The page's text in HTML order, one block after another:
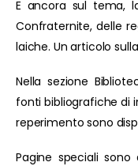
E ancora sul tema,
Confraternite, delle
laiche. Un articolo
Nella sezione
fonti bibliografiche di
reperimento sono
Pagine speciali